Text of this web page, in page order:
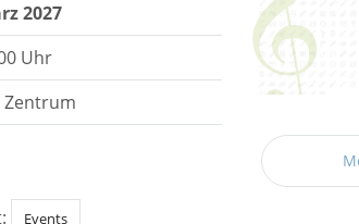
2027
Uhr
Zentrum
Events